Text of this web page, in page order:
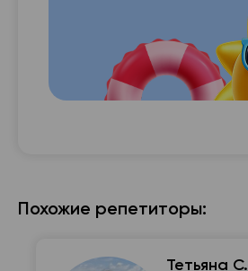
Похожие репетиторы:
Тетьяна С.